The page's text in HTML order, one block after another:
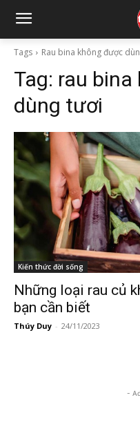
Tags Rau bina không được
Tag: rau
dùng tươi
Kiến thức đời sống
Những loại rau củ
bạn cần biết
Thúy Duy - 24/11/2023
-